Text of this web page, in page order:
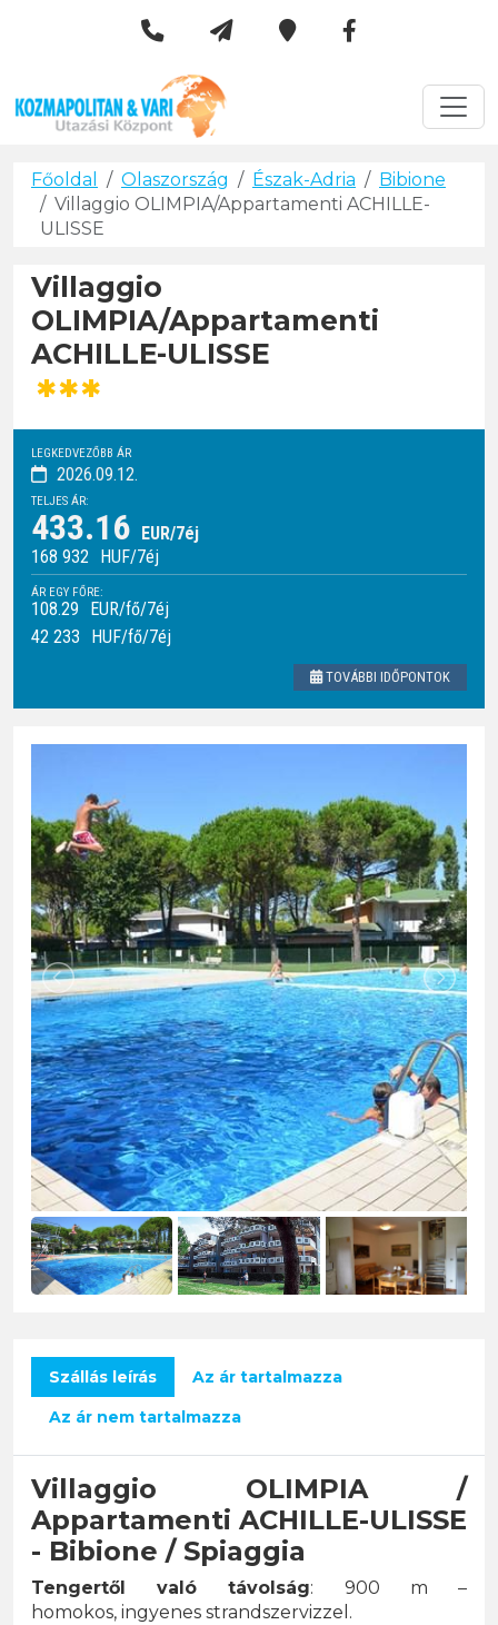
Kozmapolitan & Vári Utazási
Főoldal Olaszország Észak-Adria
Bibione
Villaggio OLIMPIA/Appartamenti ACHILLE-
ULISSE
Villaggio
OLIMPIA/Appartamenti
ACHILLE-ULISSE
***
LEGKEDVEZŐBB ÁR
2026.09.12.
TELJES ÁR:
433.16 EUR/7éj
168 932 HUF/7éj
ÁR EGY FŐRE:
108.29
EUR/fő/7éj
42 233
HUF/fő/7éj
TOVÁBBI IDŐPONTOK
Szállás leírás
Az ár tartalmazza
Az ár nem tartalmazza
Villaggio OLIMPIA /
Appartamenti ACHILLE-ULISSE
- Bibione / Spiaggia
Tengertől való távolság: 900 m –
homokos, ingyenes strandszervizzel.